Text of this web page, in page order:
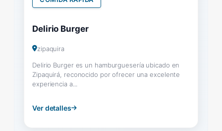
Delirio Burger
zipaquira
Delirio Burger es un hamburguesería ubicado en
Zipaquirá, reconocido por ofrecer una excelente
experiencia a...
Ver detalles